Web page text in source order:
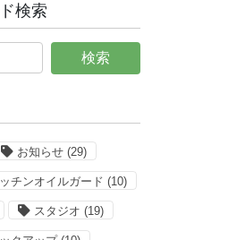
検索
お知らせ (29)
チンオイルガード (10)
スタジオ (19)